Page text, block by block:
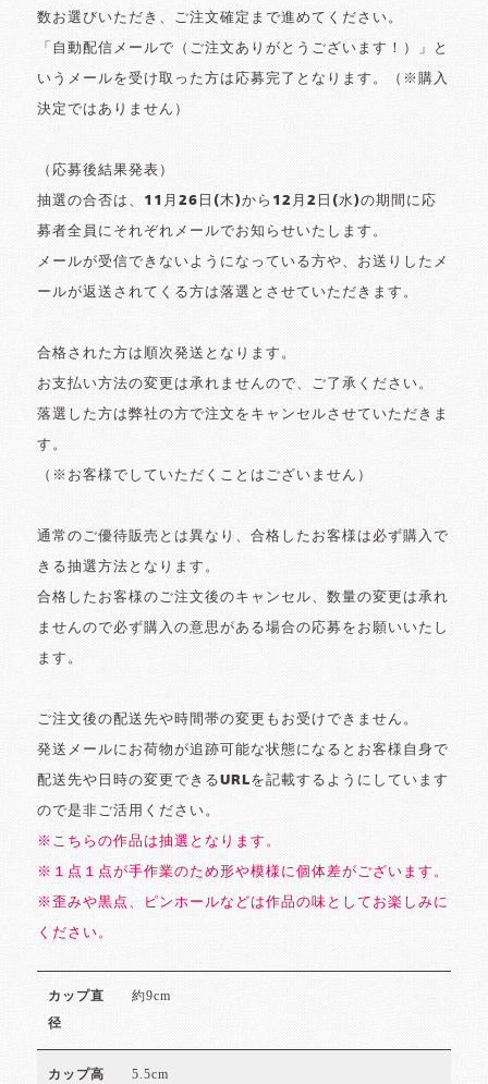
数お選びいただき、ご注文確定まで進めてください。
「自動配信メールで（ご注文ありがとうございます！）」と
いうメールを受け取った方は応募完了となります。（※購入
決定ではありません）
（応募後結果発表）
抽選の合否は、11月26日(木)から12月2日(水)の期間に応
募者全員にそれぞれメールでお知らせいたします。
メールが受信できないようになっている方や、お送りしたメ
ールが返送されてくる方は落選とさせていただきます。
合格された方は順次発送となります。
お支払い方法の変更は承れませんので、ご了承ください。
落選した方は弊社の方で注文をキャンセルさせていただきま
す。
（※お客様でしていただくことはございません）
通常のご優待販売とは異なり、合格したお客様は必ず購入で
きる抽選方法となります。
合格したお客様のご注文後のキャンセル、数量の変更は承れ
ませんので必ず購入の意思がある場合の応募をお願いいたし
ます。
ご注文後の配送先や時間帯の変更もお受けできません。
発送メールにお荷物が追跡可能な状態になるとお客様自身で
配送先や日時の変更できるURLを記載するようにしています
ので是非ご活用ください。
※こちらの作品は抽選となります。
※１点１点が手作業のため形や模様に個体差がございます。
※歪みや黒点、ピンホールなどは作品の味としてお楽しみに
ください。
カップ直
径
約9cm
カップ高 5.5cm